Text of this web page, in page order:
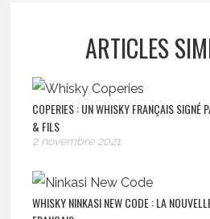
ARTICLES
COPERIES : UN WHISKY FRANÇAIS SIGNÉ
& FILS
2 novembre 2021
WHISKY NINKASI NEW CODE : LA